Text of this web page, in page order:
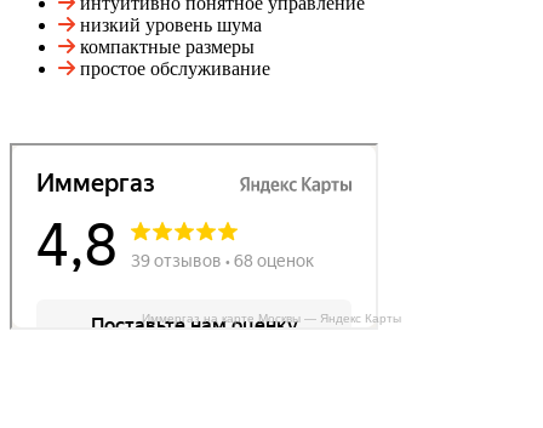
низкий уровень шума
компактные размеры
простое обслуживание
Иммергаз на карте Москвы — Яндекс Карты